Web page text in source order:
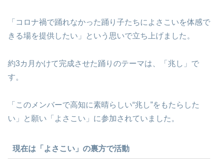
「コロナ禍で踊れなかった踊り子たちによさこいを体感で
きる場を提供したい」という思いで立ち上げました。
約3カ月かけて完成させた踊りのテーマは、「兆し」で
す。
「このメンバーで高知に素晴らしい“兆し”をもたらした
い」と願い「よさこい」に参加されていました。
現在は「よさこい」の裏方で活動